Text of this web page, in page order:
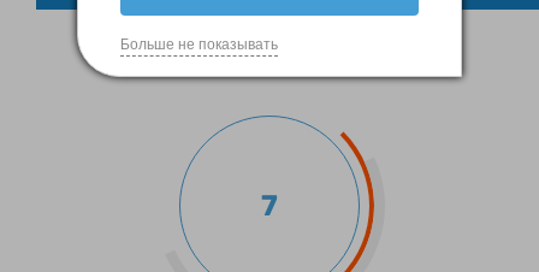
Больше не показывать
7